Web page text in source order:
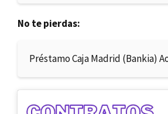
No te pierdas:
Préstamo Caja Madrid (Bankia)